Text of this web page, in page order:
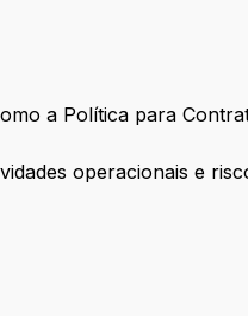
a Política para
operacionais e